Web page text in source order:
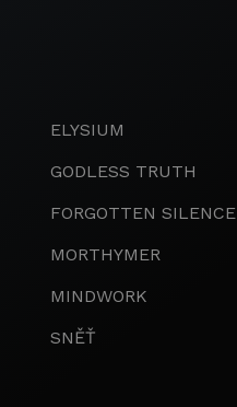
ELYSIUM
GODLESS TRUTH
FORGOTTEN SILENCE
MORTHYMER
MINDWORK
SNĚŤ